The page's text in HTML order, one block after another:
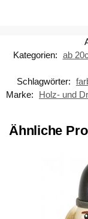
Kategorien: ab
Schlagwörter:
Marke:
Holz- und
Ähnliche